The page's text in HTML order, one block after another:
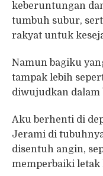
keberuntungan
tumbuh subur,
rakyat untuk
Namun bagiku
tampak lebih
diwujudkan dalam
Aku berhenti di
Jerami di
disentuh angin,
memperbaiki letak